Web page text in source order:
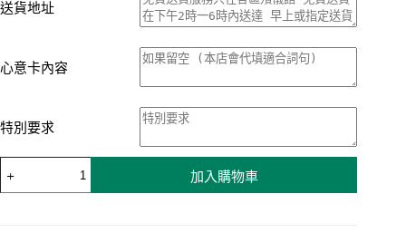
送貨地址
心意卡內容
特別要求
加入購物車